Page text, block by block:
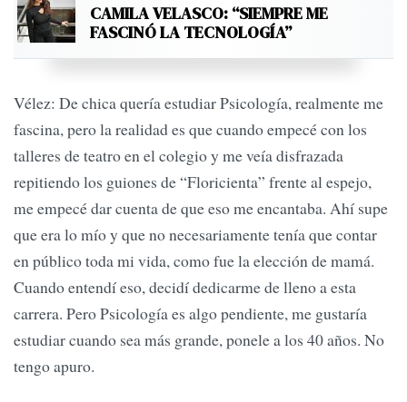
CAMILA VELASCO: “SIEMPRE ME
FASCINÓ LA TECNOLOGÍA”
Vélez: De chica quería estudiar Psicología, realmente me
fascina, pero la realidad es que cuando empecé con los
talleres de teatro en el colegio y me veía disfrazada
repitiendo los guiones de “Floricienta” frente al espejo,
me empecé dar cuenta de que eso me encantaba. Ahí supe
que era lo mío y que no necesariamente tenía que contar
en público toda mi vida, como fue la elección de mamá.
Cuando entendí eso, decidí dedicarme de lleno a esta
carrera. Pero Psicología es algo pendiente, me gustaría
estudiar cuando sea más grande, ponele a los 40 años. No
tengo apuro.